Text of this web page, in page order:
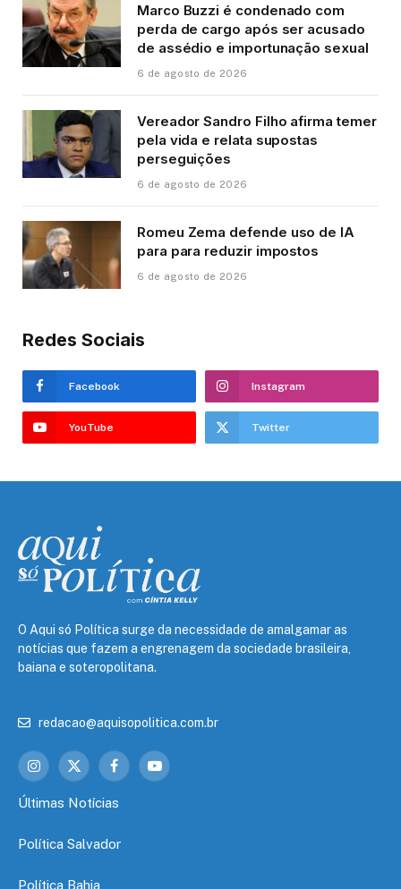
Marco Buzzi é condenado com
perda de cargo após ser acusado
de assédio e importunação sexual
6 de agosto de 2026
Vereador Sandro Filho afirma temer
pela vida e relata supostas
perseguições
6 de agosto de 2026
Romeu Zema defende uso de IA
para para reduzir impostos
6 de agosto de 2026
Redes Sociais
Facebook Instagram
YouTube Twitter
O Aqui só Política surge da necessidade de amalgamar as
notícias que fazem a engrenagem da sociedade brasileira,
baiana e soteropolitana.
redacao@aquisopolitica.com.br
Instagram
X
FacebookYouTube
Últimas Notícias
Política Salvador
Política Bahia